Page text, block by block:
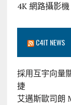
4K 網路攝影機
C4IT NEWS
採用互宇向量
捷
艾邁斯歐司朗